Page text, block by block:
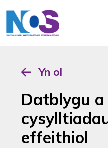
Yn ol
Datblygu
effeithiol